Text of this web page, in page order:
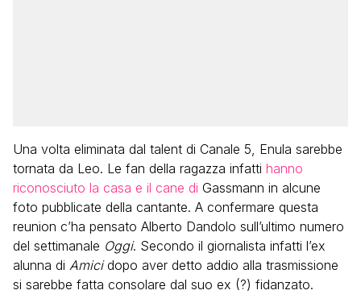
Una volta eliminata dal talent di Canale 5, Enula sarebbe
tornata da Leo. Le fan della ragazza infatti hanno
riconosciuto la casa e il cane di Gassmann in alcune
foto pubblicate della cantante. A confermare questa
reunion c’ha pensato Alberto Dandolo sull’ultimo numero
del settimanale Oggi. Secondo il giornalista infatti l’ex
alunna di Amicidopo aver detto addio alla trasmissione
si sarebbe fatta consolare dal suo ex (?) fidanzato.